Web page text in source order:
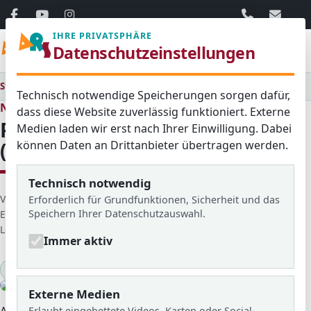
06103 / 30
Startseite
Neues aus dem Schulleben
Praktikum in Torrecampo
(Spanien)
D
e
t
i
l
s
Veröffentlicht von: Michael Becker
Erstellt am: 22. Oktober 2025
Letzte Aktualisierung: 19. November 2025
Betriebspraktikum Kooperationspartner 2025/26
IHRE PRIVATSPHÄRE
Datenschutzeinstellungen
Technisch notwendige Speicherungen sorgen dafür,
dass diese Website zuverlässig funktioniert. Externe
Medien laden wir erst nach Ihrer Einwilligung. Dabei
können Daten an Drittanbieter übertragen werden.
Technisch notwendig
Erforderlich für Grundfunktionen, Sicherheit und das
Speichern Ihrer Datenschutzauswahl.
Immer aktiv
Externe Medien